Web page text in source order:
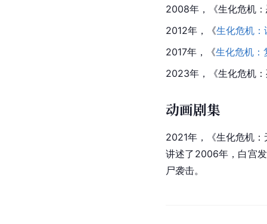
2008年，《生化危机
2012年，《生化危机：
2017年，《生化危机：
2023年，《生化危机
动画剧集
2021年，《生化危机
讲述了2006年，白宫
尸袭击。